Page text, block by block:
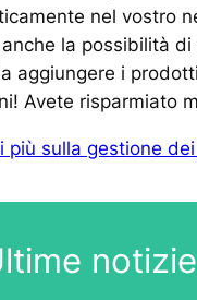
nel vostro
la possibilità di
aggiungere i
Avete risparmiato
più sulla gestione
notizie